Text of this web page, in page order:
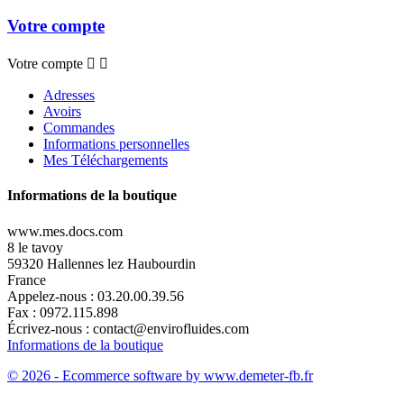
Votre compte
Votre compte  
Adresses
Avoirs
Commandes
Informations personnelles
Mes Téléchargements
Informations de la boutique
www.mes.docs.com
8 le tavoy
59320 Hallennes lez Haubourdin
France
Appelez-nous : 03.20.00.39.56
Fax : 0972.115.898
Écrivez-nous : contact@envirofluides.com
Informations de la boutique
© 2026 - Ecommerce software by www.demeter-fb.fr